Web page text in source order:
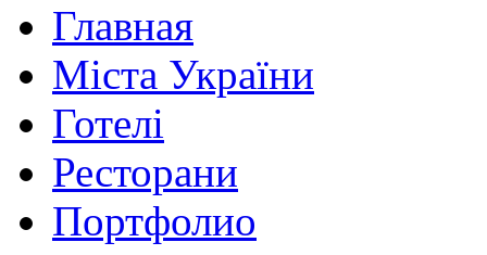
Главная
Міста України
Готелі
Ресторани
Портфолио